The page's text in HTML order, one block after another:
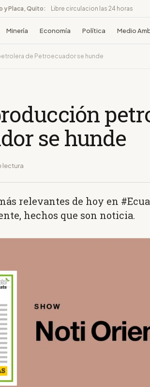
y Placa, Quito: Libre circulacion las 24 horas
Minería Economía Política Medio
de Petroecuador se hunde
se hunde
lectura
relevantes de hoy en
hechos que son noticia.